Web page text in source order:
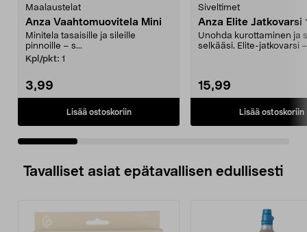
Maalaustelat
Anza Vaahtomuovitela Mini
Minitela tasaisille ja sileille
pinnoille – s...
Kpl/pkt: 1
3,99
Lisää ostoskoriin
Siveltimet
Anza Elite Jatkovarsi
Unohda kurottaminen ja
selkääsi. Elite-jatkovarsi
15,99
Lisää ostoskoriin
Tavalliset asiat epätavallisen edullisesti